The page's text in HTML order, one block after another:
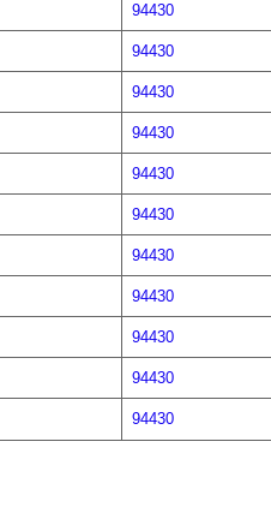
94430
94430
94430
94430
94430
94430
94430
94430
94430
94430
94430